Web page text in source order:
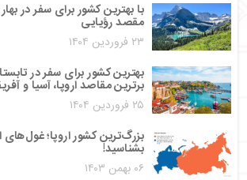
مقصد رؤیایی
۲۳ فروردین ۱۴۰۴
بهترین کشور برای سفر در
برترین مقاصد اروپا، آسیا و
۲۵ فروردین ۱۴۰۴
بزرگ‌ترین کشور اروپا؛ غول‌های
بشناسید!
۰۶ بهمن ۱۴۰۳